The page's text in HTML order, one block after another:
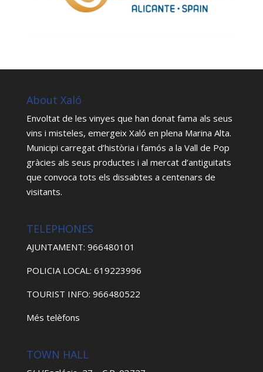
About Xaló
Envoltat de les vinyes que han donat fama als seus
vins i misteles, emergeix Xaló en plena Marina Alta.
Municipi carregat d’història i famós a la Vall de Pop
gràcies als seus productes i al mercat d’antiguitats
que convoca tots els dissabtes a centenars de
visitants.
TELEPHONES
AJUNTAMENT: 966480101
POLICIA LOCAL: 619223996
TOURIST INFO: 966480522
Més telèfons
TOWN HALL